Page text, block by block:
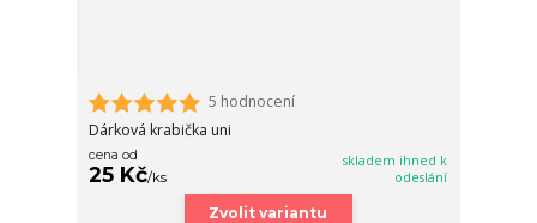
5 hodnocení
Dárková krabička uni
cena od
25 Kč/ks
skladem ihned k
odeslání
Zvolit variantu